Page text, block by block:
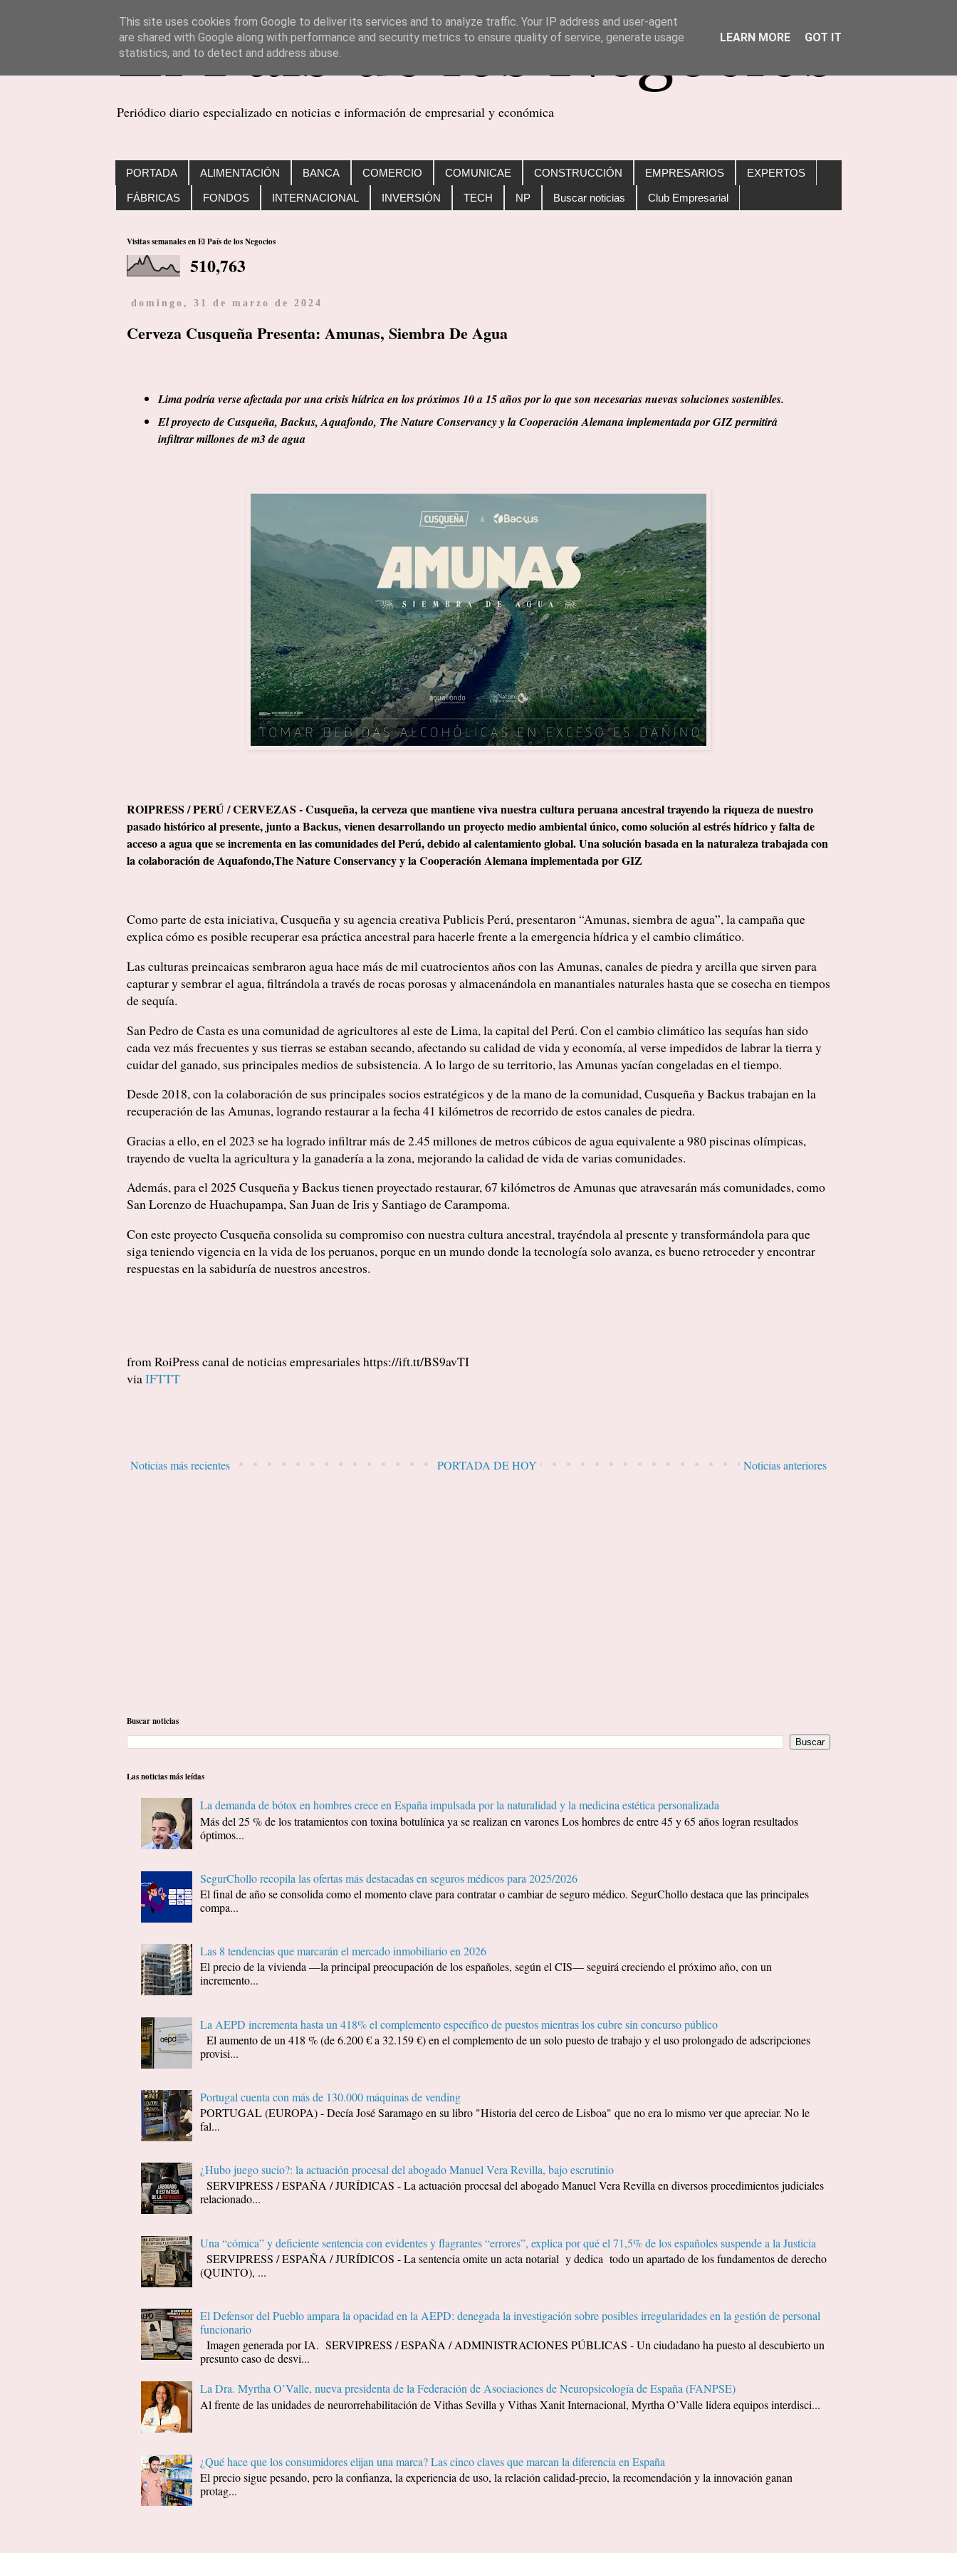
Periódico diario especializado en noticias e información de empresarial y económica
PORTADA ALIMENTACIÓN BANCA COMERCIO COMUNICAE CONSTRUCCIÓN EMPRESARIOS EXPERTOS
FÁBRICAS FONDOS INTERNACIONAL INVERSIÓN TECH NP Buscar noticias Club Empresarial
Visitas semanales en El País de los Negocios
510,763
domingo, 31 de marzo de 2024
Cerveza Cusqueña Presenta: Amunas, Siembra De Agua
Lima podría verse afectada por una crisis hídrica en los próximos 10 a 15 años por lo que son necesarias nuevas soluciones sostenibles.
El proyecto de Cusqueña, Backus, Aquafondo, The Nature Conservancy y la Cooperación Alemana implementada por GIZ permitirá
infiltrar millones de m3 de agua
ROIPRESS / PERÚ / CERVEZAS - Cusqueña, la cerveza que mantiene viva nuestra cultura peruana ancestral trayendo la riqueza de nuestro
pasado histórico al presente, junto a Backus, vienen desarrollando un proyecto medio ambiental único, como solución al estrés hídrico y falta de
acceso a agua que se incrementa en las comunidades del Perú, debido al calentamiento global. Una solución basada en la naturaleza trabajada con
la colaboración de Aquafondo,The Nature Conservancy y la Cooperación Alemana implementada por GIZ
Como parte de esta iniciativa, Cusqueña y su agencia creativa Publicis Perú, presentaron “Amunas, siembra de agua”, la campaña que
explica cómo es posible recuperar esa práctica ancestral para hacerle frente a la emergencia hídrica y el cambio climático.
Las culturas preincaicas sembraron agua hace más de mil cuatrocientos años con las Amunas, canales de piedra y arcilla que sirven para
capturar y sembrar el agua, filtrándola a través de rocas porosas y almacenándola en manantiales naturales hasta que se cosecha en tiempos
de sequía.
San Pedro de Casta es una comunidad de agricultores al este de Lima, la capital del Perú. Con el cambio climático las sequías han sido
cada vez más frecuentes y sus tierras se estaban secando, afectando su calidad de vida y economía, al verse impedidos de labrar la tierra y
cuidar del ganado, sus principales medios de subsistencia. A lo largo de su territorio, las Amunas yacían congeladas en el tiempo.
Desde 2018, con la colaboración de sus principales socios estratégicos y de la mano de la comunidad, Cusqueña y Backus trabajan en la
recuperación de las Amunas, logrando restaurar a la fecha 41 kilómetros de recorrido de estos canales de piedra.
Gracias a ello, en el 2023 se ha logrado infiltrar más de 2.45 millones de metros cúbicos de agua equivalente a 980 piscinas olímpicas,
trayendo de vuelta la agricultura y la ganadería a la zona, mejorando la calidad de vida de varias comunidades.
Además, para el 2025 Cusqueña y Backus tienen proyectado restaurar, 67 kilómetros de Amunas que atravesarán más comunidades, como
San Lorenzo de Huachupampa, San Juan de Iris y Santiago de Carampoma.
Con este proyecto Cusqueña consolida su compromiso con nuestra cultura ancestral, trayéndola al presente y transformándola para que
siga teniendo vigencia en la vida de los peruanos, porque en un mundo donde la tecnología solo avanza, es bueno retroceder y encontrar
respuestas en la sabiduría de nuestros ancestros.
from RoiPress canal de noticias empresariales https://ift.tt/BS9avTI
viaIFTTT
Noticias más recientes Noticias anteriores
PORTADA DE HOY
Buscar noticias
Las noticias más leídas
La demanda de bótox en hombres crece en España impulsada por la naturalidad y la medicina estética personalizada
Más del 25 % de los tratamientos con toxina botulínica ya se realizan en varones Los hombres de entre 45 y 65 años logran resultados
óptimos...
SegurChollo recopila las ofertas más destacadas en seguros médicos para 2025/2026
El final de año se consolida como el momento clave para contratar o cambiar de seguro médico. SegurChollo destaca que las principales
compa...
Las 8 tendencias que marcarán el mercado inmobiliario en 2026
El precio de la vivienda —la principal preocupación de los españoles, según el CIS— seguirá creciendo el próximo año, con un
incremento...
La AEPD incrementa hasta un 418% el complemento específico de puestos mientras los cubre sin concurso público
El aumento de un 418 % (de 6.200 € a 32.159 €) en el complemento de un solo puesto de trabajo y el uso prolongado de adscripciones
provisi...
Portugal cuenta con más de 130.000 máquinas de vending
PORTUGAL (EUROPA) - Decía José Saramago en su libro "Historia del cerco de Lisboa" que no era lo mismo ver que apreciar. No le
fal...
¿Hubo juego sucio?: la actuación procesal del abogado Manuel Vera Revilla, bajo escrutinio
SERVIPRESS / ESPAÑA / JURÍDICAS - La actuación procesal del abogado Manuel Vera Revilla en diversos procedimientos judiciales
relacionado...
Una “cómica” y deficiente sentencia con evidentes y flagrantes “errores”, explica por qué el 71,5% de los españoles suspende a la Justicia
SERVIPRESS / ESPAÑA / JURÍDICOS - La sentencia omite un acta notarial y dedica todo un apartado de los fundamentos de derecho
(QUINTO), ...
El Defensor del Pueblo ampara la opacidad en la AEPD: denegada la investigación sobre posibles irregularidades en la gestión de personal
funcionario
Imagen generada por IA. SERVIPRESS / ESPAÑA / ADMINISTRACIONES PÚBLICAS - Un ciudadano ha puesto al descubierto un
presunto caso de desvi...
La Dra. Myrtha O’Valle, nueva presidenta de la Federación de Asociaciones de Neuropsicología de España (FANPSE)
Al frente de las unidades de neurorrehabilitación de Vithas Sevilla y Vithas Xanit Internacional, Myrtha O’Valle lidera equipos interdisci...
¿Qué hace que los consumidores elijan una marca? Las cinco claves que marcan la diferencia en España
El precio sigue pesando, pero la confianza, la experiencia de uso, la relación calidad-precio, la recomendación y la innovación ganan
protag...
This site uses cookies from Google to deliver its services and to analyze traffic. Your IP address and user-agent
are shared with Google along with performance and security metrics to ensure quality of service, generate usage
statistics, and to detect and address abuse.
LEARN MORE GOT IT